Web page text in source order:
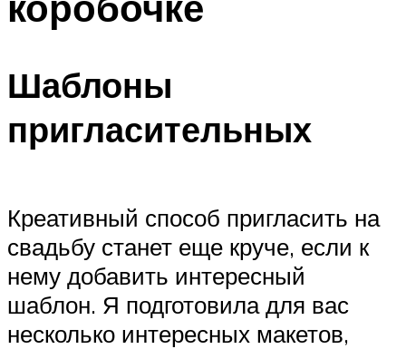
Шаблоны
пригласительных
Креативный способ пригласить на
свадьбу станет еще круче, если к
нему добавить интересный
шаблон. Я подготовила для вас
несколько интересных макетов,